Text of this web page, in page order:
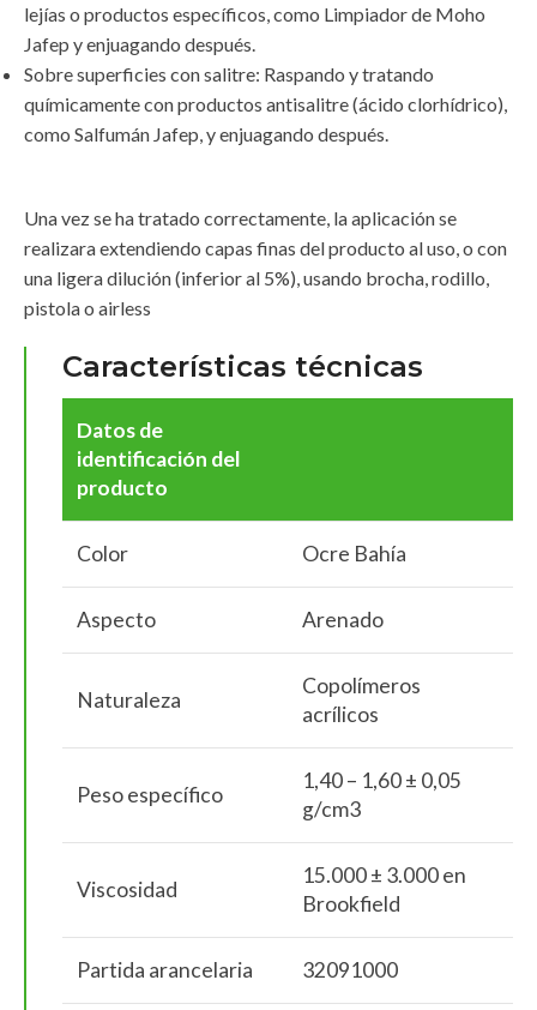
lejías o productos específicos, como Limpiador de Moho
Jafep y enjuagando después.
Sobre superficies con salitre: Raspando y tratando
químicamente con productos antisalitre (ácido clorhídrico),
como Salfumán Jafep, y enjuagando después.
Una vez se ha tratado correctamente, la aplicación se
realizara extendiendo capas finas del producto al uso, o con
una ligera dilución (inferior al 5%), usando brocha, rodillo,
pistola o airless
Características técnicas
Datos de
identificación del
producto
Color Ocre Bahía
Aspecto Arenado
Naturaleza
Copolímeros
acrílicos
Peso específico
1,40 – 1,60 ± 0,05
g/cm3
Viscosidad
15.000 ± 3.000 en
Brookfield
Partida arancelaria 32091000